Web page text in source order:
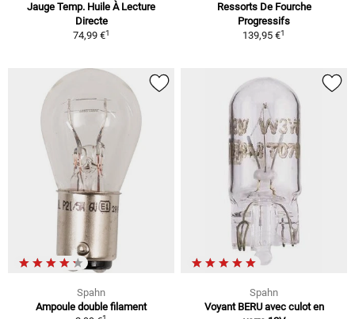
Jauge Temp. Huile À Lecture
Directe
74,99 €1
Ressorts De Fourche
Progressifs
139,95 €1
Spahn
Ampoule double filament
Spahn
Voyant BERU avec culot en